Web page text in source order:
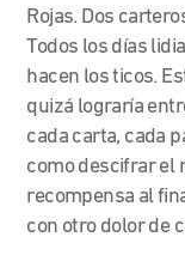
Rojas. Dos
Todos los días
hacen los ticos.
quizá lograría
cada carta, cada
como descifrar el
recompensa al
con otro dolor de